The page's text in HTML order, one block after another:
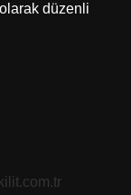
düzenli